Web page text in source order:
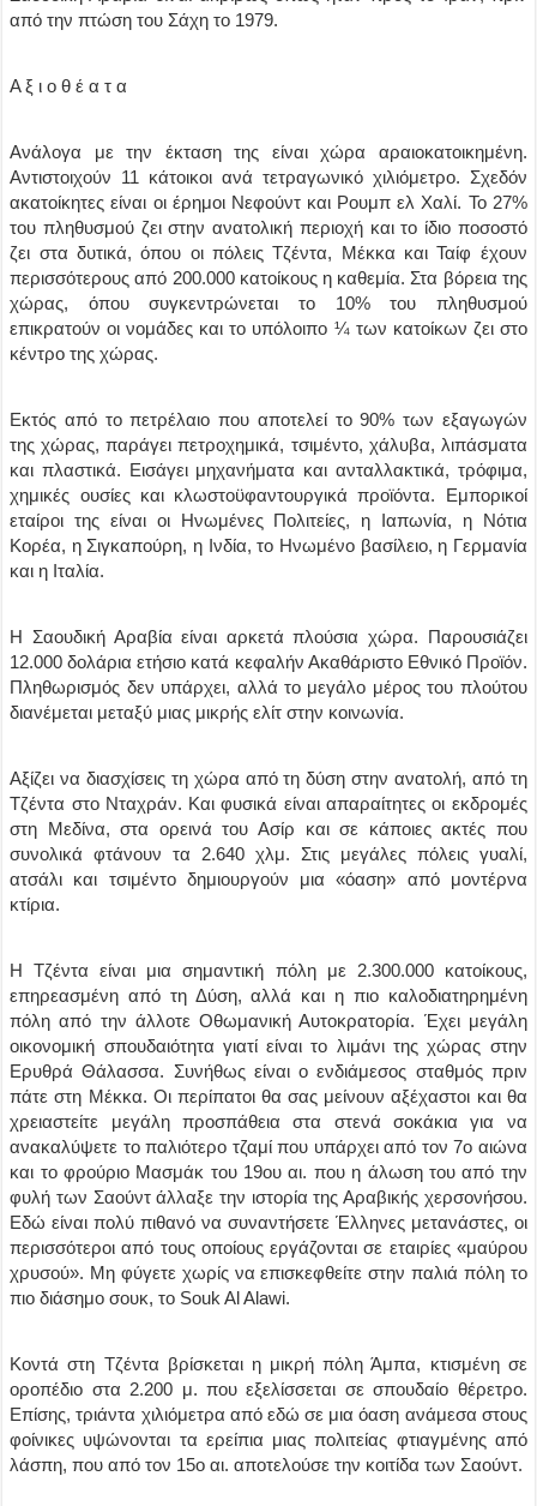
από την πτώση του Σάχη το 1979.
Α ξ ι ο θ έ α τ α
Ανάλογα με την έκταση της είναι χώρα αραιοκατοικημένη.
Αντιστοιχούν 11 κάτοικοι ανά τετραγωνικό χιλιόμετρο. Σχεδόν
ακατοίκητες είναι οι έρημοι Νεφούντ και Ρουμπ ελ Χαλί. Το 27%
του πληθυσμού ζει στην ανατολική περιοχή και το ίδιο ποσοστό
ζει στα δυτικά, όπου οι πόλεις Τζέντα, Μέκκα και Ταίφ έχουν
περισσότερους από 200.000 κατοίκους η καθεμία. Στα βόρεια της
χώρας, όπου συγκεντρώνεται το 10% του πληθυσμού
επικρατούν οι νομάδες και το υπόλοιπο ¼ των κατοίκων ζει στο
κέντρο της χώρας.
Εκτός από το πετρέλαιο που αποτελεί το 90% των εξαγωγών
της χώρας, παράγει πετροχημικά, τσιμέντο, χάλυβα, λιπάσματα
και πλαστικά. Εισάγει μηχανήματα και ανταλλακτικά, τρόφιμα,
χημικές ουσίες και κλωστοϋφαντουργικά προϊόντα. Εμπορικοί
εταίροι της είναι οι Ηνωμένες Πολιτείες, η Ιαπωνία, η Νότια
Κορέα, η Σιγκαπούρη, η Ινδία, το Ηνωμένο βασίλειο, η Γερμανία
και η Ιταλία.
Η Σαουδική Αραβία είναι αρκετά πλούσια χώρα. Παρουσιάζει
12.000 δολάρια ετήσιο κατά κεφαλήν Ακαθάριστο Εθνικό Προϊόν.
Πληθωρισμός δεν υπάρχει, αλλά το μεγάλο μέρος του πλούτου
διανέμεται μεταξύ μιας μικρής ελίτ στην κοινωνία.
Αξίζει να διασχίσεις τη χώρα από τη δύση στην ανατολή, από τη
Τζέντα στο Νταχράν. Και φυσικά είναι απαραίτητες οι εκδρομές
στη Μεδίνα, στα ορεινά του Ασίρ και σε κάποιες ακτές που
συνολικά φτάνουν τα 2.640 χλμ. Στις μεγάλες πόλεις γυαλί,
ατσάλι και τσιμέντο δημιουργούν μια «όαση» από μοντέρνα
κτίρια.
Η Τζέντα είναι μια σημαντική πόλη με 2.300.000 κατοίκους,
επηρεασμένη από τη Δύση, αλλά και η πιο καλοδιατηρημένη
πόλη από την άλλοτε Οθωμανική Αυτοκρατορία. Έχει μεγάλη
οικονομική σπουδαιότητα γιατί είναι το λιμάνι της χώρας στην
Ερυθρά Θάλασσα. Συνήθως είναι ο ενδιάμεσος σταθμός πριν
πάτε στη Μέκκα. Οι περίπατοι θα σας μείνουν αξέχαστοι και θα
χρειαστείτε μεγάλη προσπάθεια στα στενά σοκάκια για να
ανακαλύψετε το παλιότερο τζαμί που υπάρχει από τον 7ο αιώνα
και το φρούριο Μασμάκ του 19ου αι. που η άλωση του από την
φυλή των Σαούντ άλλαξε την ιστορία της Αραβικής χερσονήσου.
Εδώ είναι πολύ πιθανό να συναντήσετε Έλληνες μετανάστες, οι
περισσότεροι από τους οποίους εργάζονται σε εταιρίες «μαύρου
χρυσού». Μη φύγετε χωρίς να επισκεφθείτε στην παλιά πόλη το
πιο διάσημο σουκ, το Souk Al Alawi.
Κοντά στη Τζέντα βρίσκεται η μικρή πόλη Άμπα, κτισμένη σε
οροπέδιο στα 2.200 μ. που εξελίσσεται σε σπουδαίο θέρετρο.
Επίσης, τριάντα χιλιόμετρα από εδώ σε μια όαση ανάμεσα στους
φοίνικες υψώνονται τα ερείπια μιας πολιτείας φτιαγμένης από
λάσπη, που από τον 15ο αι. αποτελούσε την κοιτίδα των Σαούντ.